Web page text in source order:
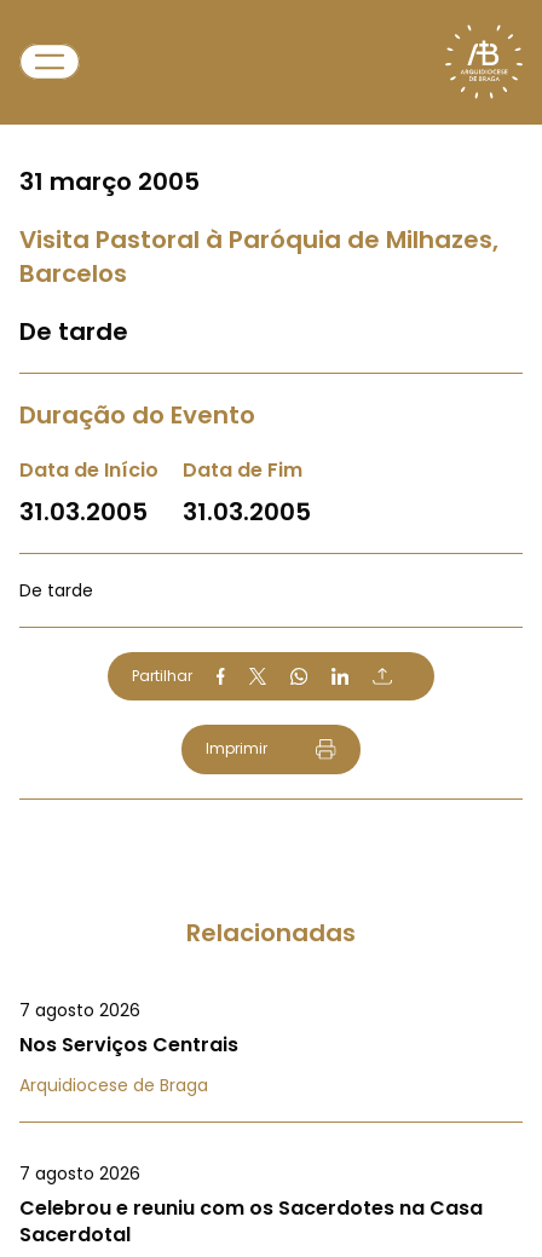
31 março 2005
Visita Pastoral à Paróquia de Milhazes,
Barcelos
De tarde
Duração do Evento
Data de Início
31.03.2005
Data de Fim
31.03.2005
De tarde
Partilhar
Imprimir
Relacionadas
7 agosto 2026
Nos Serviços Centrais
Arquidiocese de Braga
7 agosto 2026
Celebrou e reuniu com os Sacerdotes na Casa
Sacerdotal